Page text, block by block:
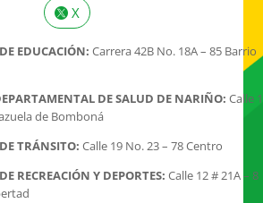
X
EDUCACIÓN: Carrera 42B No. 18A – 85 Barrio
DE SALUD DE NARIÑO: Calle
de Bomboná
TRÁNSITO: Calle 19 No. 23 – 78 Centro
RECREACIÓN Y DEPORTES: Calle 12 # 21A – 8